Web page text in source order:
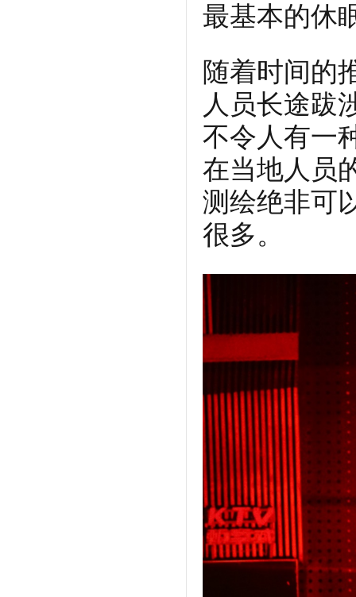
最基本的休
随着时间的
人员长途跋
不令人有一
在当地人员
测绘绝非可
很多。